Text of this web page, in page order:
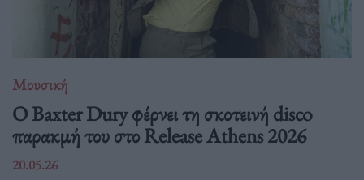
Μουσική
Ο Baxter Dury φέρνει τη σκοτεινή disco
παρακμή του στο Release Athens 2026
20.05.26